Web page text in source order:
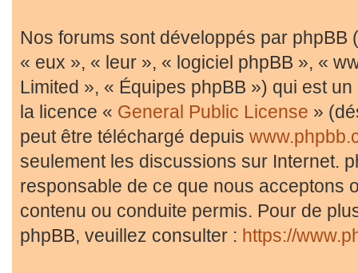
Nos forums sont développés par phpBB
« eux », « leur », « logiciel phpBB », «
Limited », « Équipes phpBB ») qui est
la licence « General Public License »
peut être téléchargé depuis
seulement les discussions sur Internet.
responsable de ce que nous acceptons
contenu ou conduite permis. Pour de
phpBB, veuillez consulter : https://